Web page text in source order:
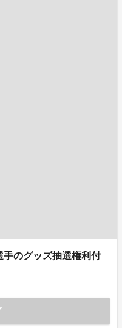
のグッズ抽選権利付